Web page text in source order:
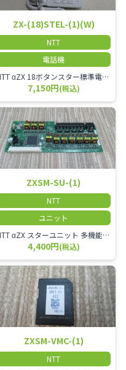
ZX-(18)STEL-(1)(W)
NTT
電話機
NTT αZX 18ボタンスター標準電話機(白)
7,150円(税込)
ZXSM-SU-(1)
NTT
ユニット
NTT αZX スターユニット 多機能電話機ユニット
4,400円(税込)
ZXSM-VMC-(1)
NTT